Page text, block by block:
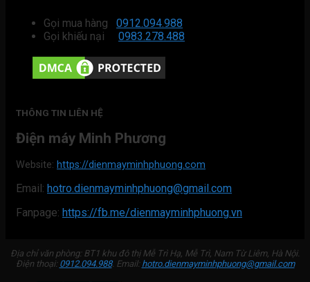
Gọi mua hàng 0912.094.988
Gọi khiếu nại 0983.278.488
THÔNG TIN LIÊN HỆ
Điện máy Minh Phương
Website: https://dienmayminhphuong.com
Email: hotro.dienmayminhphuong@gmail.com
Fanpage: https://fb.me/dienmayminhphuong.vn
Địa chỉ văn phòng: BT1 khu đô thị Mễ Trì Hạ, Mễ Trì, Nam Từ Liêm, Hà Nội.
Điện thoại: 0912.094.988. Email: hotro.dienmayminhphuong@gmail.com